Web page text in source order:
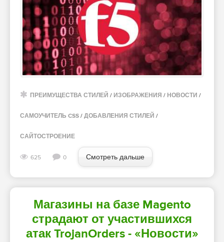
ПРЕИМУЩЕСТВА СТИЛЕЙ / ИЗОБРАЖЕНИЯ / НОВОСТИ /
САМОУЧИТЕЛЬ CSS / ДОБАВЛЕНИЯ СТИЛЕЙ /
САЙТОСТРОЕНИЕ
625 0 Смотреть дальше
Магазины на базе Magento
страдают от участившихся
атак TrojanOrders - «Новости»